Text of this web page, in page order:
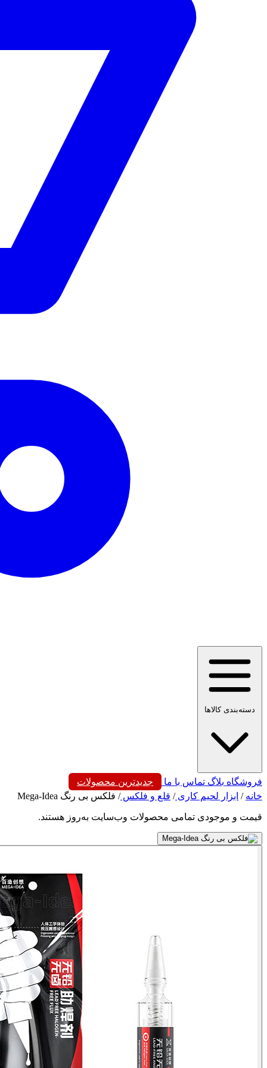
دسته‌بندی کالاها
فروشگاه بلاگ تماس با ما
جدیدترین محصولات
خانه / ابزار لحیم کاری/ قلع و فلکس/ فلکس بی رنگ Mega-Idea
قیمت و موجودی تمامی محصولات وب‌سایت به‌روز هستند.